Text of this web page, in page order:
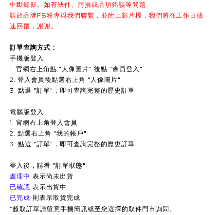
中斷錄影。如有缺件、污損或品項錯誤等問題
請於品牌FB粉專與我們聯繫，並附上影片檔，我們將在工作日儘
速回覆，謝謝。
訂單查詢方式：
手機版登入
1. 官網右上角點 "人像圖片" 後點 "會員登入"
2. 登入會員後點選右上角 "人像圖片"
3. 點選 "訂單"，即可查詢完整的歷史訂單
電腦版登入
1. 官網右上角登入會員
2. 點選右上角 "我的帳戶"
3. 點選 "訂單"，即可查詢完整的歷史訂單
登入後，請看 "訂單狀態"
處理中 表示尚未出貨
已確認 表示出貨中
已完成 則表示取貨完成
*超取訂單請留意手機簡訊或至您選擇的取件門市詢問。